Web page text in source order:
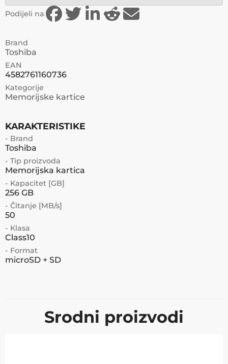
Podijeli na
Brand
Toshiba
EAN
4582761160736
Kategorije
Memorijske kartice
KARAKTERISTIKE
- Brand
Toshiba
- Tip proizvoda
Memorijska kartica
- Kapacitet [GB]
256 GB
- Čitanje [MB/s]
50
- Klasa
Class10
- Format
microSD + SD
Srodni proizvodi